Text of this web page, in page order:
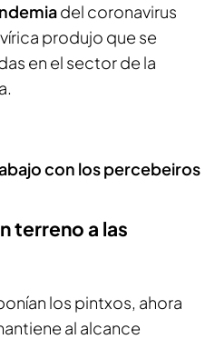
del coronavirus
produjo que se
en el sector de la
con los percebeiros
terreno a las
los pintxos, ahora
al alcance